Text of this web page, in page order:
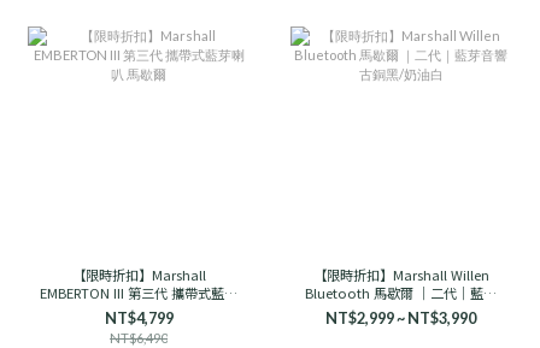
【限時折扣】Marshall
EMBERTON III 第三代 攜帶式藍芽
喇叭 馬歇爾
NT$4,799
NT$6,490
【限時折扣】Marshall Willen
Bluetooth 馬歇爾 ｜二代｜藍芽
音響 古銅黑/奶油白
NT$2,999 ~ NT$3,990